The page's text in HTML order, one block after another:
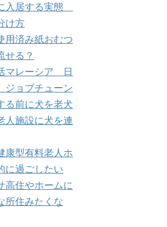
入居する実態
け方
用済み紙おむつ
せる？
マレーシア 日
ョブチューン
る前に犬を老犬
人施設に犬を連
康型有料老人ホ
過ごしたい
高住やホームに
住みたくな